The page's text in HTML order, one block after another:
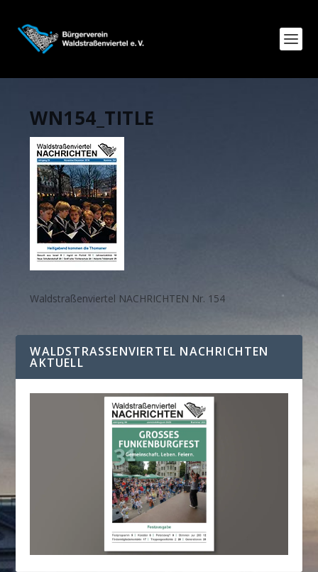
WN154_TITLE
Waldstraßenviertel NACHRICHTEN Nr. 154
WALDSTRASSENVIERTEL NACHRICHTEN A
KTUELL